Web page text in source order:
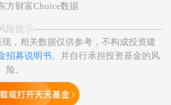
方财富Choice数据
风险提示
，相关数据仅供参考，不构成投资建
招募说明书。并自行承担投资基金的风
险。
开天天基金